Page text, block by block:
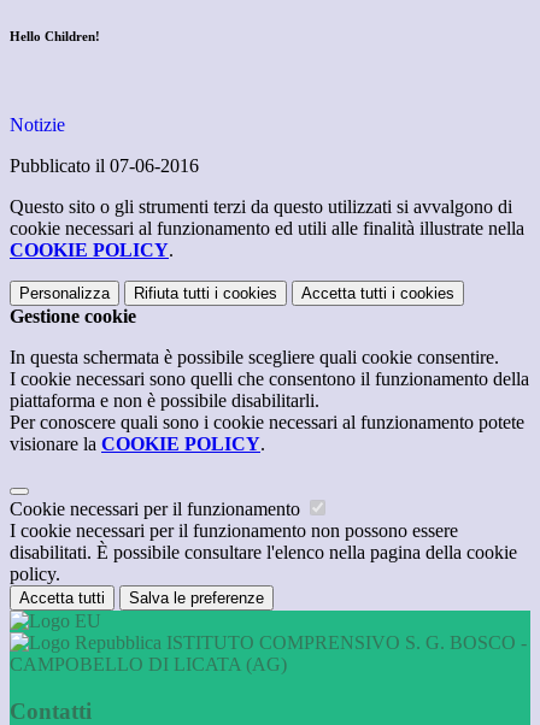
Hello Children!
Notizie
Pubblicato il 07-06-2016
Questo sito o gli strumenti terzi da questo utilizzati si avvalgono di
cookie necessari al funzionamento ed utili alle finalità illustrate nella
COOKIE POLICY.
Personalizza Rifiuta tutti i cookies Accetta tutti i cookies
Gestione cookie
In questa schermata è possibile scegliere quali cookie consentire.
I cookie necessari sono quelli che consentono il funzionamento della
piattaforma e non è possibile disabilitarli.
Per conoscere quali sono i cookie necessari al funzionamento potete
visionare la COOKIE POLICY.
Cookie necessari per il funzionamento
I cookie necessari per il funzionamento non possono essere
disabilitati. È possibile consultare l'elenco nella pagina della cookie
policy.
Accetta tutti Salva le preferenze
ISTITUTO COMPRENSIVO S. G. BOSCO -
CAMPOBELLO DI LICATA (AG)
Contatti